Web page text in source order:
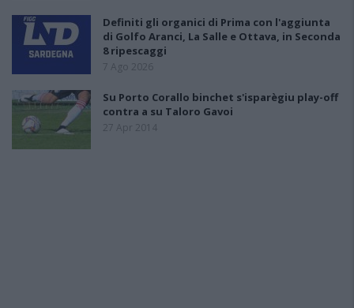
Definiti gli organici di Prima con l'aggiunta
di Golfo Aranci, La Salle e Ottava, in Seconda
8 ripescaggi
7 Ago 2026
Su Porto Corallo binchet s'isparègiu play-off
contra a su Taloro Gavoi
27 Apr 2014